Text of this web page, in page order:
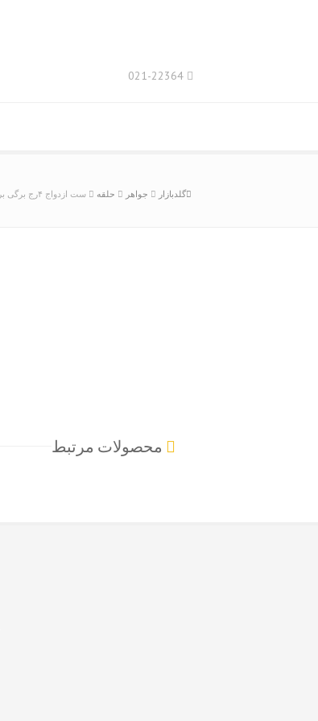
گلدبازار جواهر حلقه ست ازدواج ۴رج برگی برلیان
محصولات مرتبط